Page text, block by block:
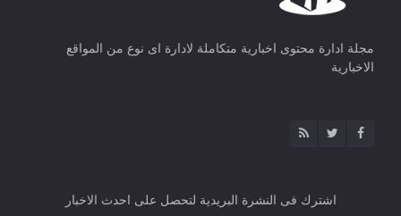
مجلة ادارة محتوى اخبارية متكاملة لادارة اى نوع من المواقع
الاخبارية
اشترك فى النشرة البريدية لتحصل على احدث الاخبار